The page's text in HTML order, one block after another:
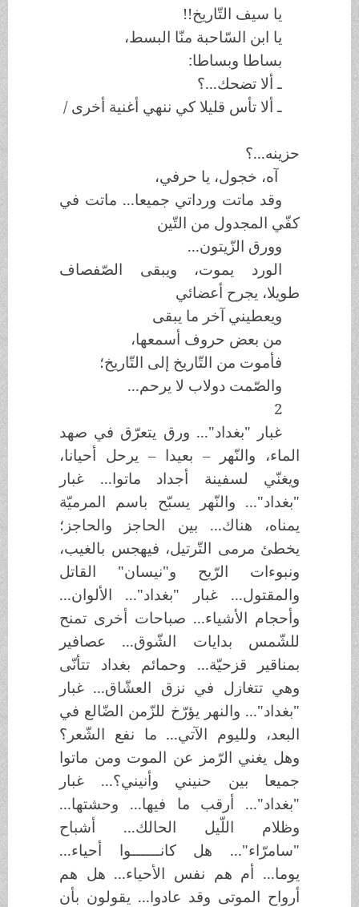
يا سيف التّاريخ!!
يا ابن السّاحبة منّا البسط،
بساطا وبساطا:
ـ ألا تضحك...؟
ـ ألا تأس قليلا كي ننهي أغنية أخرى /
حزينه...؟
آه، خجول، يا حرفي،
وقد ماتت ورداتي جميعا... ماتت في
كفّي المجدول من التّين
وورق الزّيتون...
الورد يموت، ويبقى الصّفصاف
طويلا، يجرح أعضائي
ويعطيني آخر ما يبقى
من بعض حروف أسمعها،
فأموت من التّاريخ إلى التّاريخ؛
والصّمت دولاب لا يرحم...
غبار "بغداد"... ورق يتعرّق في صهد
الماء، والنّهر – بعيدا – يرحل أحيانا،
ويغنّي لسفينة أجداد ماتوا... غبار
"بغداد"... والنّهر يسبّح باسم المرميّة
يمناه، هناك... بين الحاجز والحاجز؛
يخطئ مرمى التّرتيل، فيهجس بالغيب،
ونبوءات الرّيح و"نيسان" القاتل
والمقتول... غبار "بغداد"... الألوان...
وأحجام الأشياء... صباحات أخرى تمنح
للشّمس بدايات الشّوق... عصافير
بمناقير قزحيّة... وحمائم بغداد تتأنّى
وهي تتغازل في نزق العشّاق... غبار
"بغداد"... والنهر يؤرّخ للزّمن الضّالع في
البعد، ولليوم الآتي... ما نفع الشّعر؟
وهل يغني الرّمز عن الموت ومن ماتوا
جميعا بين حنيني وأنيني؟... غبار
"بغداد"... أرقب ما فيها... وحشتها...
وظلام اللّيل الحالك... أشباح
"سامرّاء"... هل كانــــــوا أحياء...
يوما... أم هم نفس الأحياء... هل هم
أرواح الموتى وقد عادوا... يقولون بأن